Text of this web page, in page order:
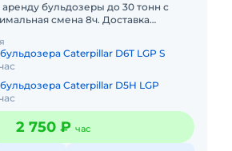
бульдозеры до 30 тонн с
смена 8ч. Доставка
50 единиц сп
Caterpillar D6T LGP S
Caterpillar D5H LGP
2 750 ₽ час